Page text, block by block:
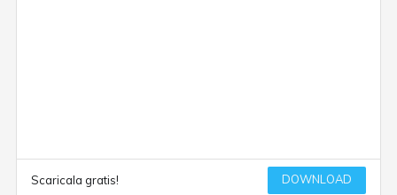
Scaricala gratis! DOWNLOAD